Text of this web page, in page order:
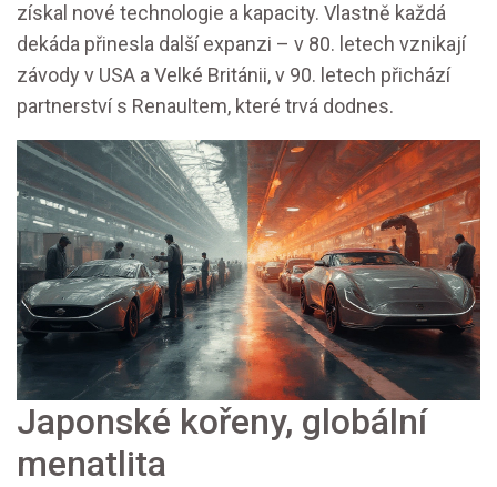
získal nové technologie a kapacity. Vlastně každá
dekáda přinesla další expanzi – v 80. letech vznikají
závody v USA a Velké Británii, v 90. letech přichází
partnerství s Renaultem, které trvá dodnes.
Japonské kořeny, globální
menatlita